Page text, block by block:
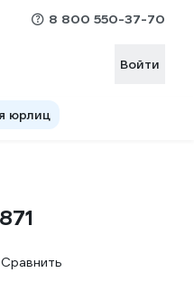
8 800 550-37-70
Войти
юрлиц
Сравнить